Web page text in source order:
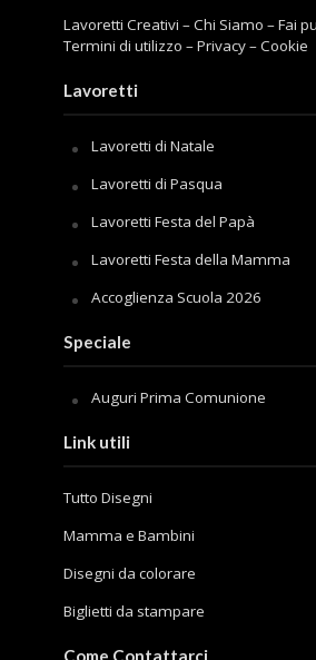
Lavoretti Creativi –Chi Siamo –Fai
Termini di utilizzo –Privacy–Cookie
Lavoretti
Lavoretti di Natale
Lavoretti di Pasqua
Lavoretti Festa del Papà
Lavoretti Festa della Mamma
Accoglienza Scuola 2026
Speciale
Auguri Prima Comunione
Link utili
Tutto Disegni
Mamma e Bambini
Disegni da colorare
Biglietti da stampare
Come Contattarci